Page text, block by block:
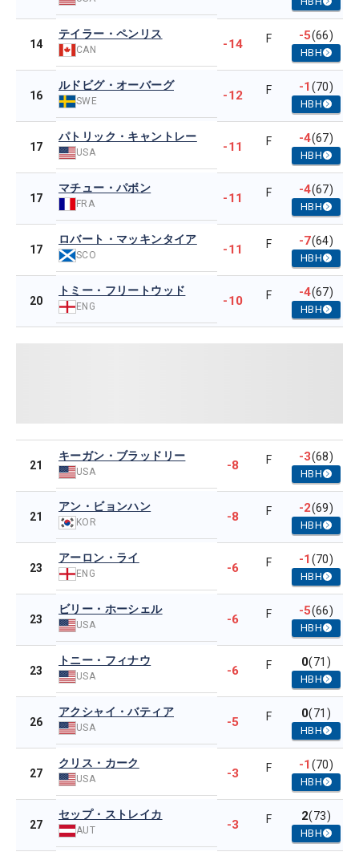
14
テイラー・ペンリス
CAN -14 F -5(66)
HBH
16
ルドビグ・オーバーグ
SWE -12 F -1(70)
HBH
17
パトリック・キャントレー
USA -11 F -4(67)
HBH
17
マチュー・パボン
FRA -11 F -4(67)
HBH
17
ロバート・マッキンタイア
SCO -11 F -7(64)
HBH
20
トミー・フリートウッド
ENG -10 F -4(67)
HBH
21
キーガン・ブラッドリー
USA -8 F -3(68)
HBH
21
アン・ビョンハン
KOR -8 F -2(69)
HBH
23
アーロン・ライ
ENG -6 F -1(70)
HBH
23
ビリー・ホーシェル
USA -6 F -5(66)
HBH
23
トニー・フィナウ
USA -6 F 0(71)
HBH
26
アクシャイ・バティア
USA -5 F 0(71)
HBH
27
クリス・カーク
USA -3 F -1(70)
HBH
27
セップ・ストレイカ
AUT -3 F 2(73)
HBH